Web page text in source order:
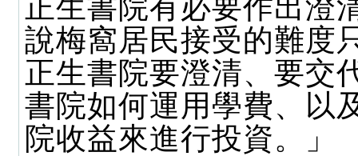
正生書院有必要作出澄
說梅窩居民接受的難度
正生書院要澄清、要交
書院如何運用學費、以
院收益來進行投資。」